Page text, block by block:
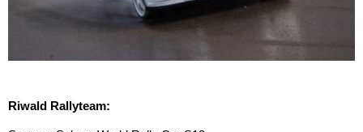
Riwald Rallyteam: